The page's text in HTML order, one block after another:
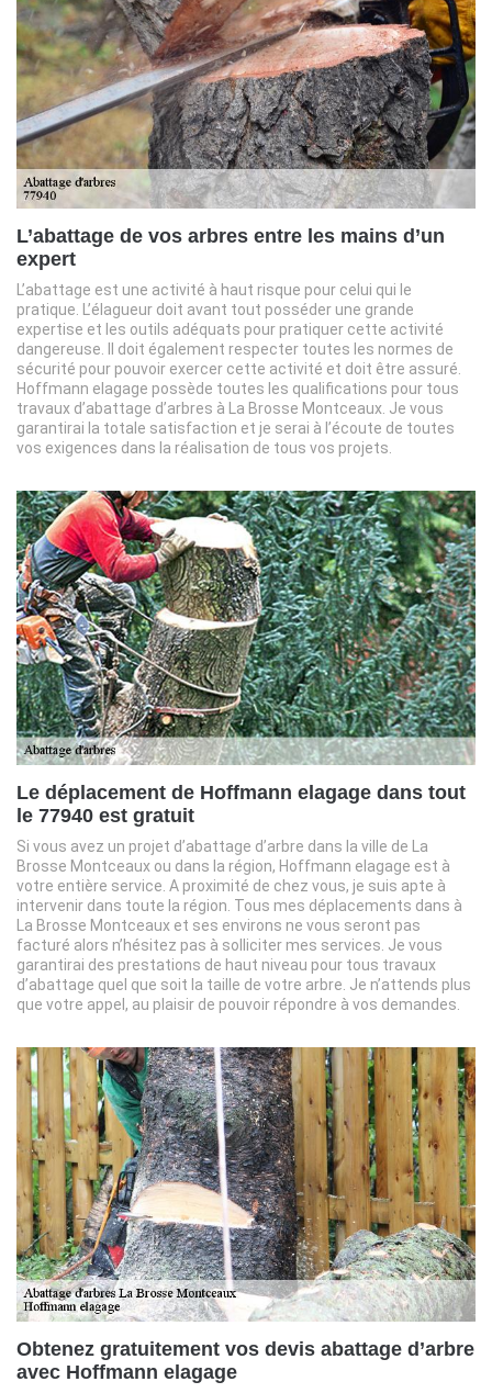
L’abattage de vos arbres entre les mains d’un
expert
L’abattage est une activité à haut risque pour celui qui le
pratique. L’élagueur doit avant tout posséder une grande
expertise et les outils adéquats pour pratiquer cette activité
dangereuse. Il doit également respecter toutes les normes de
sécurité pour pouvoir exercer cette activité et doit être assuré.
Hoffmann elagage possède toutes les qualifications pour tous
travaux d’abattage d’arbres à La Brosse Montceaux. Je vous
garantirai la totale satisfaction et je serai à l’écoute de toutes
vos exigences dans la réalisation de tous vos projets.
Le déplacement de Hoffmann elagage dans tout
le 77940 est gratuit
Si vous avez un projet d’abattage d’arbre dans la ville de La
Brosse Montceaux ou dans la région, Hoffmann elagage est à
votre entière service. A proximité de chez vous, je suis apte à
intervenir dans toute la région. Tous mes déplacements dans à
La Brosse Montceaux et ses environs ne vous seront pas
facturé alors n’hésitez pas à solliciter mes services. Je vous
garantirai des prestations de haut niveau pour tous travaux
d’abattage quel que soit la taille de votre arbre. Je n’attends plus
que votre appel, au plaisir de pouvoir répondre à vos demandes.
Obtenez gratuitement vos devis abattage d’arbre
avec Hoffmann elagage